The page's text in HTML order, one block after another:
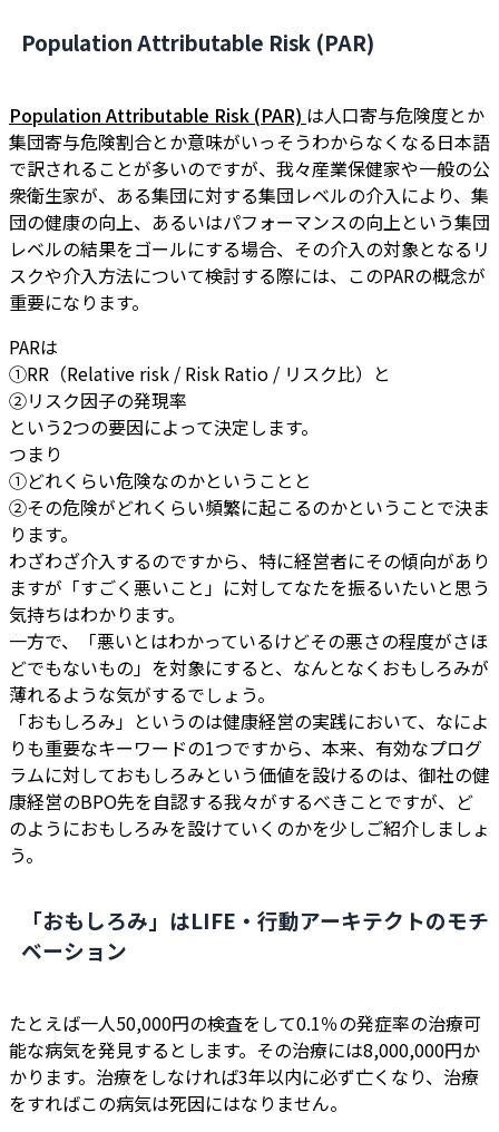
Population Attributable Risk (PAR)
Population Attributable Risk (PAR) は人口寄与危険度とか
集団寄与危険割合とか意味がいっそうわからなくなる日本語
で訳されることが多いのですが、我々産業保健家や一般の公
衆衛生家が、ある集団に対する集団レベルの介入により、集
団の健康の向上、あるいはパフォーマンスの向上という集団
レベルの結果をゴールにする場合、その介入の対象となるリ
スクや介入方法について検討する際には、このPARの概念が
重要になります。
PARは
①RR（Relative risk / Risk Ratio / リスク比）と
②リスク因子の発現率
という2つの要因によって決定します。
つまり
①どれくらい危険なのかということと
②その危険がどれくらい頻繁に起こるのかということで決ま
ります。
わざわざ介入するのですから、特に経営者にその傾向があり
ますが「すごく悪いこと」に対してなたを振るいたいと思う
気持ちはわかります。
一方で、「悪いとはわかっているけどその悪さの程度がさほ
どでもないもの」を対象にすると、なんとなくおもしろみが
薄れるような気がするでしょう。
「おもしろみ」というのは健康経営の実践において、なによ
りも重要なキーワードの1つですから、本来、有効なプログ
ラムに対しておもしろみという価値を設けるのは、御社の健
康経営のBPO先を自認する我々がするべきことですが、ど
のようにおもしろみを設けていくのかを少しご紹介しましょ
う。
「おもしろみ」はLIFE・行動アーキテクトのモチ
ベーション
たとえば一人50,000円の検査をして0.1％の発症率の治療可
能な病気を発見するとします。その治療には8,000,000円か
かります。治療をしなければ3年以内に必ず亡くなり、治療
をすればこの病気は死因にはなりません。